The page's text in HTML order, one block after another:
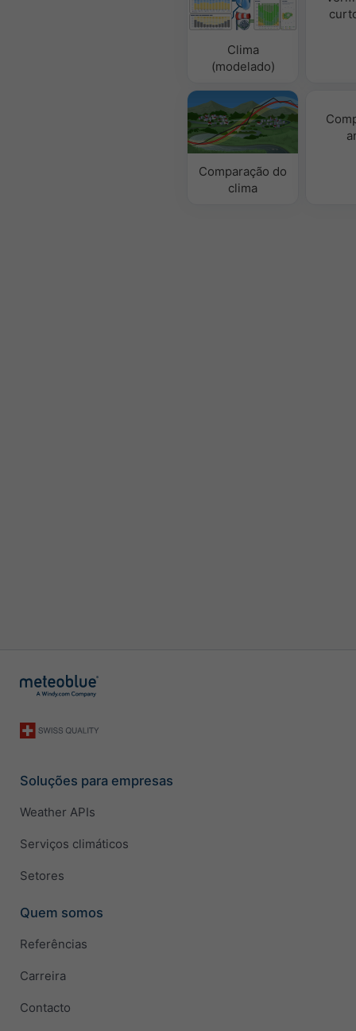
Clima
(modelado)
Comparação do
clima
Soluções para empresas
Weather APIs
Serviços climáticos
Setores
Quem somos
Referências
Carreira
Contacto